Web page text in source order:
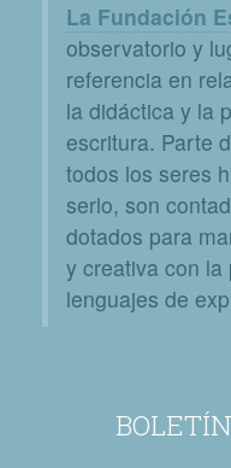
La Fundación
observatorio y
referencia en
la didáctica y la
escritura. Parte
todos los seres
serlo, son
dotados para
y creativa con
lenguajes de